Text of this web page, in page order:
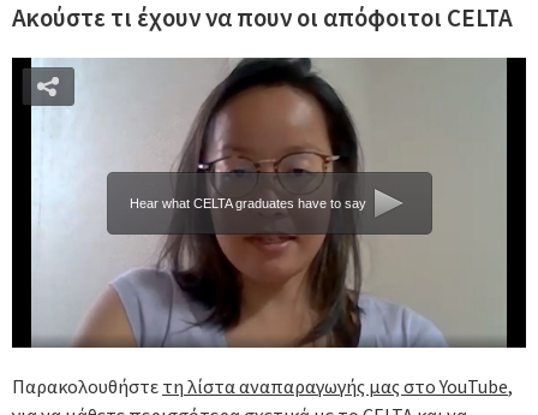
Ακούστε τι έχουν να πουν οι απόφοιτοι CELTA
Hear what CELTA graduates have to say
Παρακολουθήστε τη λίστα αναπαραγωγής μας στο YouTube,